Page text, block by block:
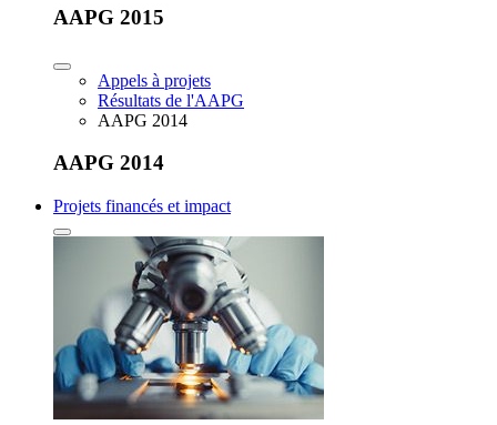
AAPG 2015
Appels à projets
Résultats de l'AAPG
AAPG 2014
AAPG 2014
Projets financés et impact